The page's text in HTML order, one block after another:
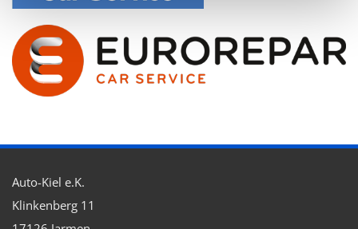
Auto-Kiel e.K.
Klinkenberg 11